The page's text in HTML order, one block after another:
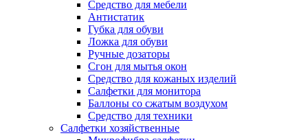
Средство для мебели
Антистатик
Губка для обуви
Ложка для обуви
Ручные дозаторы
Сгон для мытья окон
Средство для кожаных изделий
Салфетки для монитора
Баллоны со сжатым воздухом
Средство для техники
Салфетки хозяйственные